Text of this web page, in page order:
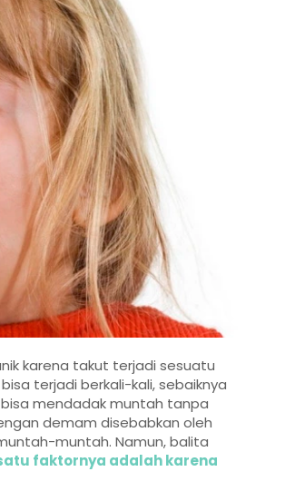
karena takut terjadi sesuatu
terjadi berkali-kali, sebaiknya
mendadak muntah tanpa
demam disebabkan oleh
muntah. Namun, balita
faktornya adalah karena